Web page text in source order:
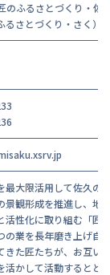
ふるさとづくり・佐
るさとづくり・さく）
最大限活用して佐久の
景観形成を推進し、地
活性化に取り組む「匠
の業を長年磨き上げ自
きた匠たちが、お互い
活かして活動するとと